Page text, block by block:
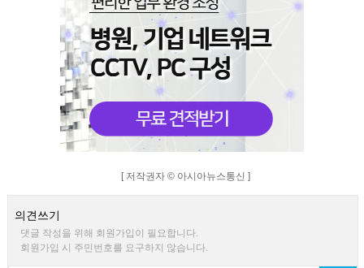
[ 저작권자 © 아시아뉴스통신 ]
의견쓰기
댓글 작성을 위해 회원가입이 필요합니다.
회원가입 시 주민번호를 요구하지 않습니다.